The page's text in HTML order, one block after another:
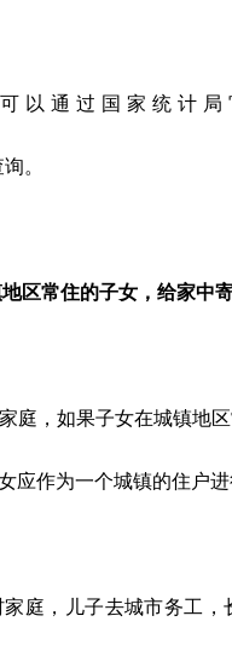
以通过国家统计
。
区常住的子女，给家中
庭，如果子女在城镇地
应作为一个城镇的住户
庭，儿子去城市务工，